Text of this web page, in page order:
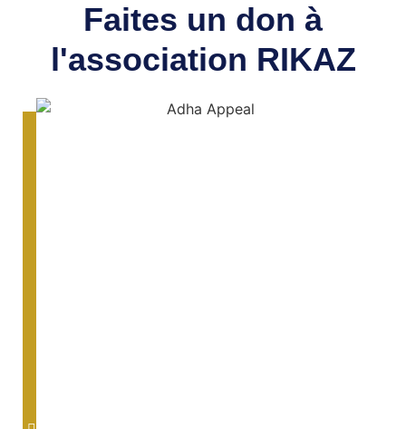
Faites un don à
l'association RIKAZ